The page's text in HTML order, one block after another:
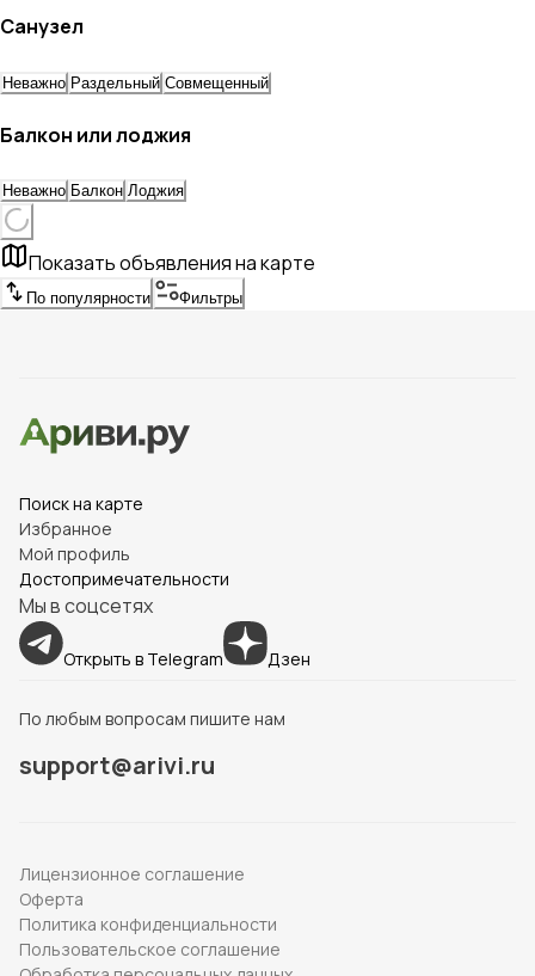
Санузел
Неважно Раздельный Совмещенный
Балкон или лоджия
Неважно Балкон Лоджия
Показать объявления на карте
По популярности Фильтры
Поиск на карте
Избранное
Мой профиль
Достопримечательности
Мы в соцсетях
Открыть в Telegram Дзен
По любым вопросам пишите нам
support@arivi.ru
Лицензионное соглашение
Оферта
Политика конфиденциальности
Пользовательское соглашение